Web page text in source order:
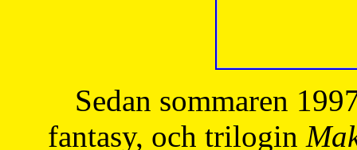
Sedan sommaren
fantasy, och trilogin